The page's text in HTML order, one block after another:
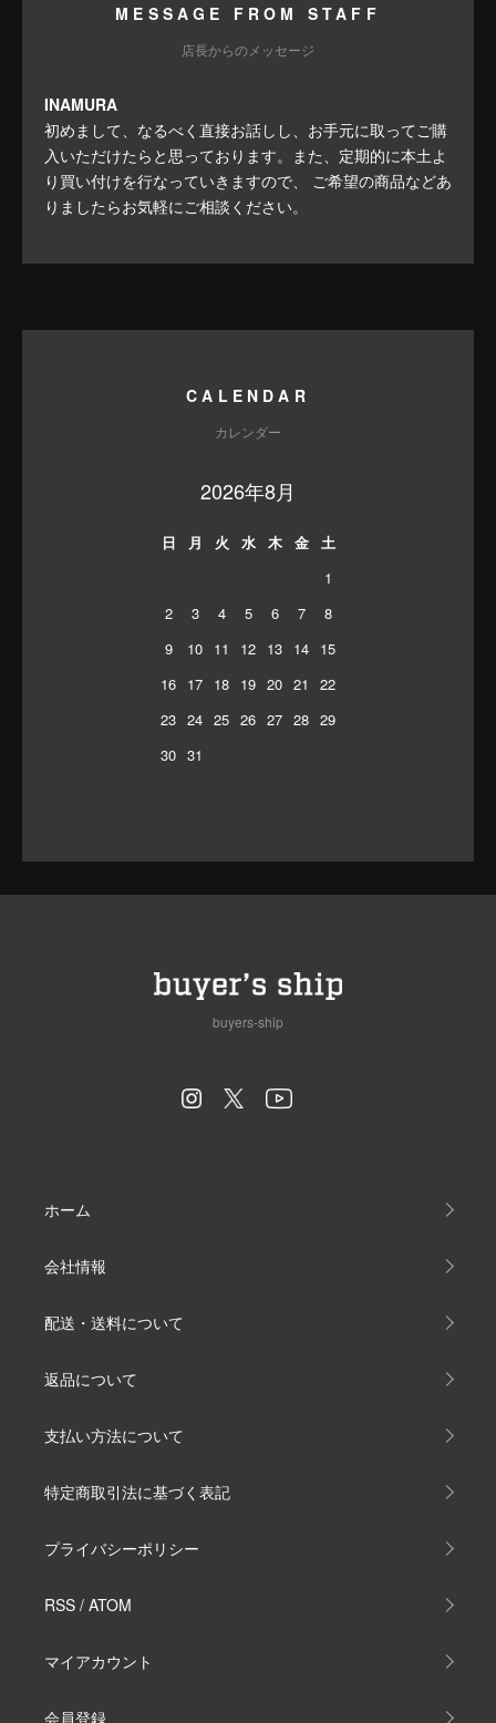
MESSAGE FROM STAFF
店長からのメッセージ
INAMURA
初めまして、なるべく直接お話しし、お手元に取ってご購
入いただけたらと思っております。また、定期的に本土よ
り買い付けを行なっていきますので、 ご希望の商品などあ
りましたらお気軽にご相談ください。
CALENDAR
カレンダー
2026年8月
日 月 火 水 木 金
土
1
2
3 4 5 6 7
8
9
10 11 12 13 14 15
16 17 18 19 20 21
22
23 24 25 26 27 28 29
30 31
buyers-ship
ホーム
会社情報
配送・送料について
返品について
支払い方法について
特定商取引法に基づく表記
プライバシーポリシー
RSS / ATOM
マイアカウント
会員登録